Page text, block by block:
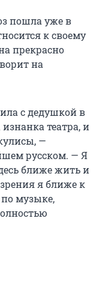
пошла уже в
к своему
прекрасно
на
с дедушкой в
театра, и
—
русском. — Я
ближе жить и
я ближе к
по музыке,